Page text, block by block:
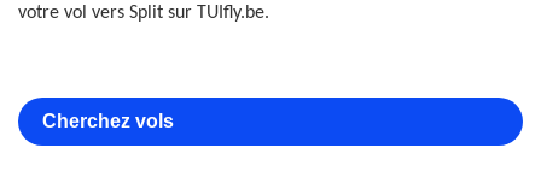
votre vol vers Split sur TUIfly.be.
Cherchez vols